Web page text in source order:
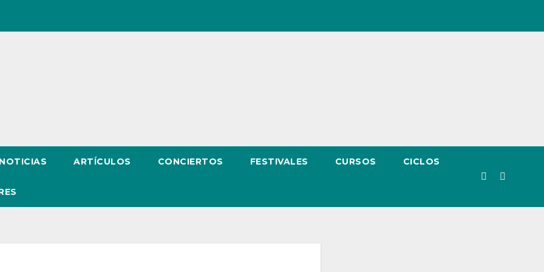
NOTICIAS ARTÍCULOS CONCIERTOS FESTIVALES CURSOS CICLOS